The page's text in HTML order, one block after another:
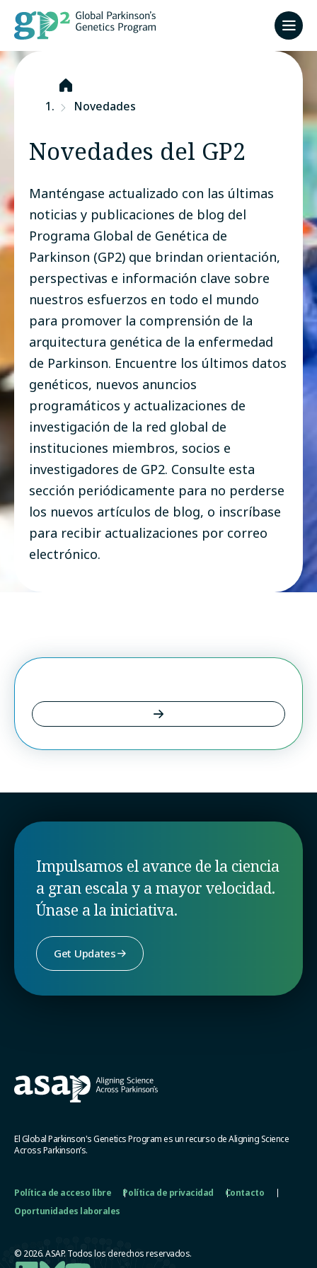
Inicio
Novedades
Novedades del GP2
Manténgase actualizado con las últimas
noticias y publicaciones de blog del
Programa Global de Genética de
Parkinson (GP2) que brindan orientación,
perspectivas e información clave sobre
nuestros esfuerzos en todo el mundo
para promover la comprensión de la
arquitectura genética de la enfermedad
de Parkinson. Encuentre los últimos datos
genéticos, nuevos anuncios
programáticos y actualizaciones de
investigación de la red global de
instituciones miembros, socios e
investigadores de GP2. Consulte esta
sección periódicamente para no perderse
los nuevos artículos de blog, o inscríbase
para recibir actualizaciones por correo
electrónico.
Impulsamos el avance de la ciencia
a gran escala y a mayor velocidad.
Únase a la iniciativa.
Get Updates
El Global Parkinson's Genetics Program es un recurso de Aligning Science
Across Parkinson’s.
Política de acceso libre Política de privacidad
Contacto
Oportunidades laborales
© 2026. ASAP. Todos los derechos reservados.